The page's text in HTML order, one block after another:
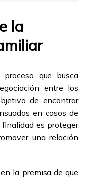
la
que busca
entre los
de encontrar
en casos de
es proteger
una relación
la premisa de que